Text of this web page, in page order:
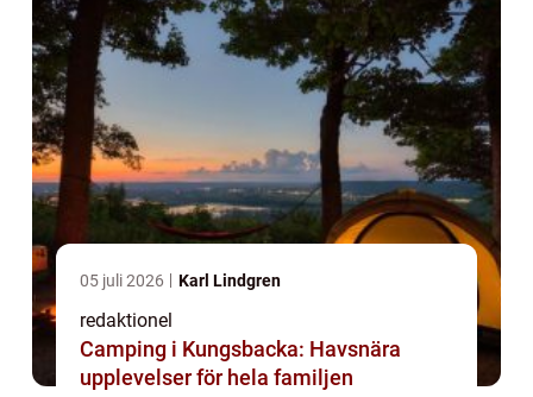
05 juli 2026 Karl Lindgren
redaktionel
Camping i Kungsbacka: Havsnära
upplevelser för hela familjen